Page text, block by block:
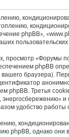
phpBB»,
просмотр «Форумы
phpBB
браузера).
phpBB. Третья
и
удобство работы
phpBB, однако они